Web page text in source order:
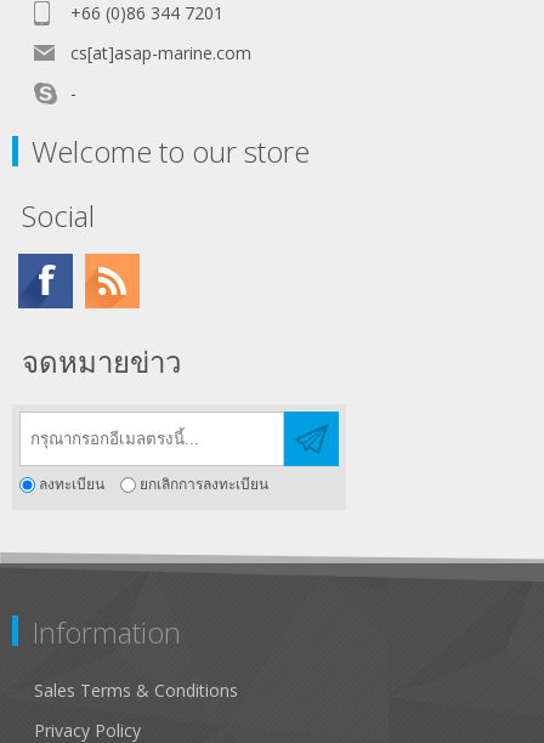
+66 (0)86 344 7201
cs[at]asap-marine.com
-
Welcome to our store
Social
จดหมายข่าว
ลงทะเบียน ยกเลิกการลงทะเบียน
Information
Sales Terms & Conditions
Privacy Policy